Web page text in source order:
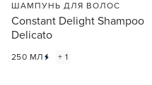
ШАМПУНЬ ДЛЯ ВОЛОС
Constant Delight Shampoo
Delicato
250 МЛ + 1